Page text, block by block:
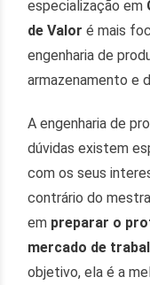
especialização em
de Valoré mais
engenharia de
armazenamento e
A engenharia de
dúvidas existem
com os seus
contrário do
em preparar o
mercado de
objetivo, ela é a